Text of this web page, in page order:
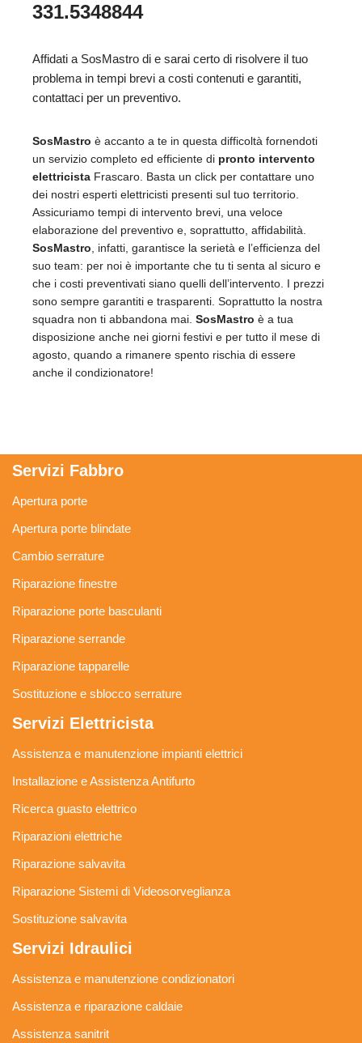
331.5348844
Affidati a SosMastro di e sarai certo di risolvere il tuo
problema in tempi brevi a costi contenuti e garantiti,
contattaci per un preventivo.
SosMastro è accanto a te in questa difficoltà fornendoti
un servizio completo ed efficiente di pronto intervento
elettricista Frascaro. Basta un click per contattare uno
dei nostri esperti elettricisti presenti sul tuo territorio.
Assicuriamo tempi di intervento brevi, una veloce
elaborazione del preventivo e, soprattutto, affidabilità.
SosMastro , infatti, garantisce la serietà e l’efficienza del
suo team: per noi è importante che tu ti senta al sicuro e
che i costi preventivati siano quelli dell’intervento. I prezzi
sono sempre garantiti e trasparenti. Soprattutto la nostra
squadra non ti abbandona mai. SosMastro è a tua
disposizione anche nei giorni festivi e per tutto il mese di
agosto, quando a rimanere spento rischia di essere
anche il condizionatore!
Servizi Fabbro
Apertura porte
Apertura porte blindate
Cambio serrature
Riparazione finestre
Riparazione porte basculanti
Riparazione serrande
Riparazione tapparelle
Sostituzione e sblocco serrature
Servizi Elettricista
Assistenza e manutenzione impianti elettrici
Installazione e Assistenza Antifurto
Ricerca guasto elettrico
Riparazioni elettriche
Riparazione salvavita
Riparazione Sistemi di Videosorveglianza
Sostituzione salvavita
Servizi Idraulici
Assistenza e manutenzione condizionatori
Assistenza e riparazione caldaie
Assistenza sanitrit